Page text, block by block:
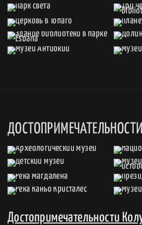
Достопримечательности